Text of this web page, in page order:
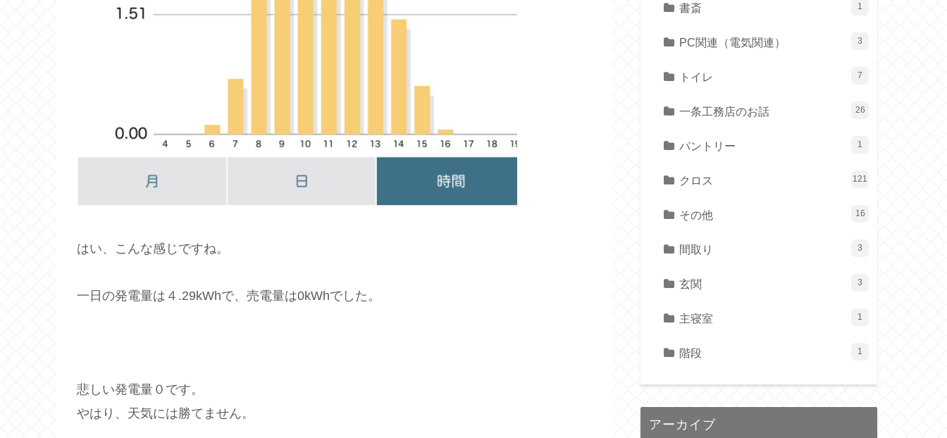
はい、こんな感じですね。
一日の発電量は４.29kWhで、売電量は0kWhでした。
悲しい発電量０です。
やはり、天気には勝てません。
書斎 1
PC関連（電気関連） 3
トイレ 7
一条工務店のお話 26
パントリー 1
クロス 121
その他 16
間取り 3
玄関 3
主寝室 1
階段 1
アーカイブ